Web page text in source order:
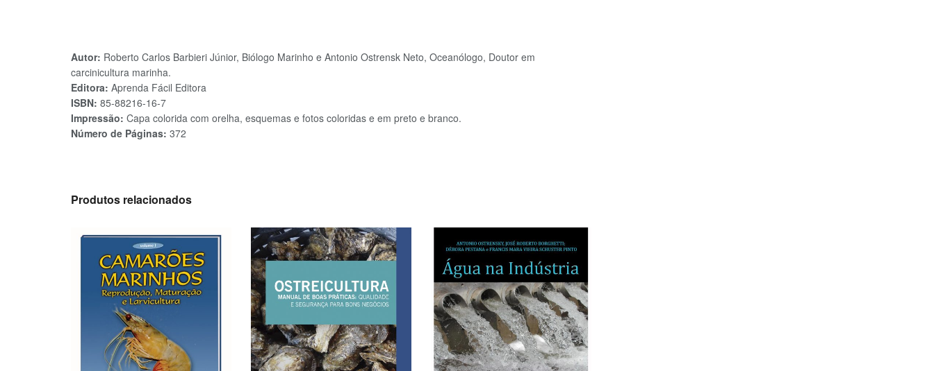
Autor: Roberto Carlos Barbieri Júnior, Biólogo Marinho e Antonio Ostrensk Neto, Oceanólogo, Doutor em
carcinicultura marinha.
Editora: Aprenda Fácil Editora
ISBN: 85-88216-16-7
Impressão: Capa colorida com orelha, esquemas e fotos coloridas e em preto e branco.
Número de Páginas: 372
Produtos relacionados